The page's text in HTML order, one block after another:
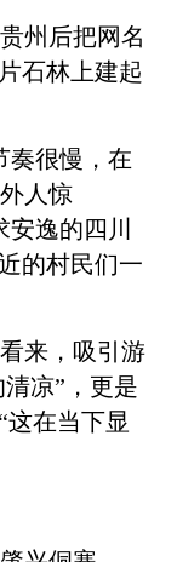
州后把网名
石林上建起
很慢，在
人惊
逸的四川
的村民们一
来，吸引游
凉”，更是
这在当下显